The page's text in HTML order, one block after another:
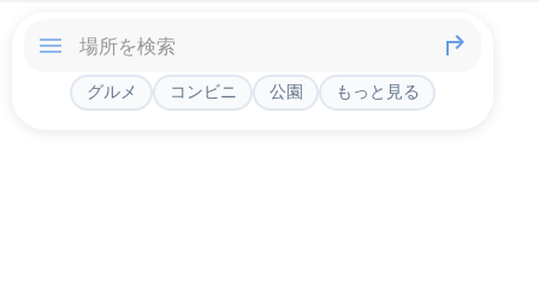
グルメ コンビニ 公園 もっと見る